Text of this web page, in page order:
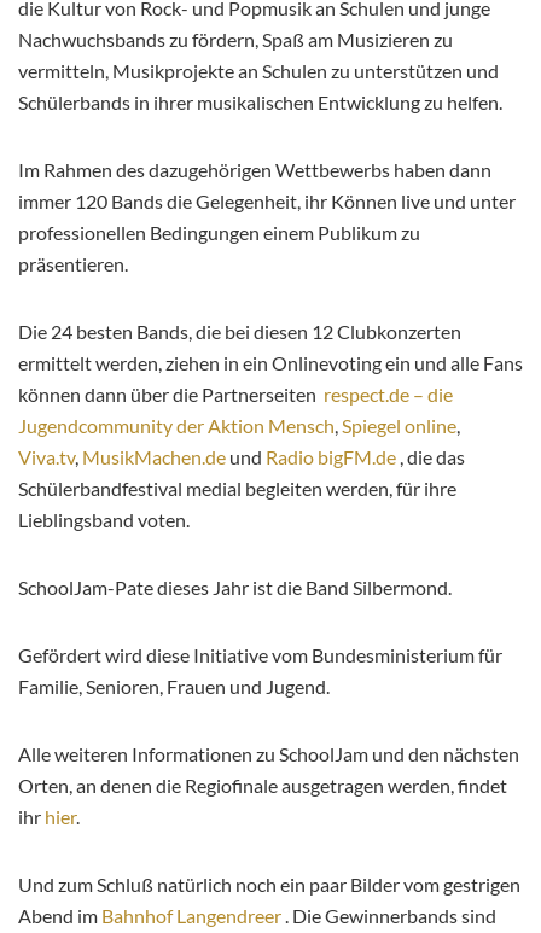
die Kultur von Rock- und Popmusik an Schulen und junge
Nachwuchsbands zu fördern, Spaß am Musizieren zu
vermitteln, Musikprojekte an Schulen zu unterstützen und
Schülerbands in ihrer musikalischen Entwicklung zu helfen.
Im Rahmen des dazugehörigen Wettbewerbs haben dann
immer 120 Bands die Gelegenheit, ihr Können live und unter
professionellen Bedingungen einem Publikum zu
präsentieren.
Die 24 besten Bands, die bei diesen 12 Clubkonzerten
ermittelt werden, ziehen in ein Onlinevoting ein und alle Fans
können dann über die Partnerseiten respect.de – die
Jugendcommunity der Aktion Mensch Spiegel online
Viva.tv, MusikMachen.de und Radio bigFM.de , die das
Schülerbandfestival medial begleiten werden, für ihre
Lieblingsband voten.
SchoolJam-Pate dieses Jahr ist die Band Silbermond.
Gefördert wird diese Initiative vom Bundesministerium für
Familie, Senioren, Frauen und Jugend.
Alle weiteren Informationen zu SchoolJam und den nächsten
Orten, an denen die Regiofinale ausgetragen werden, findet
ihr hier.
Und zum Schluß natürlich noch ein paar Bilder vom gestrigen
Abend im Bahnhof Langendreer . Die Gewinnerbands sind